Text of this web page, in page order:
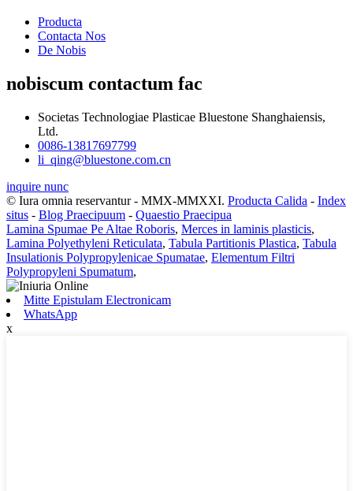
Producta
Contacta Nos
De Nobis
nobiscum contactum fac
Societas Technologiae Plasticae Bluestone Shanghaiensis,
Ltd.
0086-13817697799
li_qing@bluestone.com.cn
inquire nunc
© Iura omnia reservantur - MMX-MMXXI. Producta Calida - Index
situs - Blog Praecipuum - Quaestio Praecipua
Lamina Spumae Pe Altae Roboris, Merces in laminis plasticis,
Lamina Polyethyleni Reticulata, Tabula Partitionis Plastica, Tabula
Insulationis Polypropylenicae Spumatae, Elementum Filtri
Polypropyleni Spumatum,
Mitte Epistulam Electronicam
WhatsApp
x